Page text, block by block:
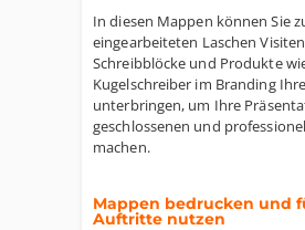
In diesen Mappen können Sie
eingearbeiteten Laschen
Schreibblöcke und Produkte
Kugelschreiber im Branding
unterbringen, um Ihre
geschlossenen und
machen.
Mappen bedrucken und
Auftritte nutzen